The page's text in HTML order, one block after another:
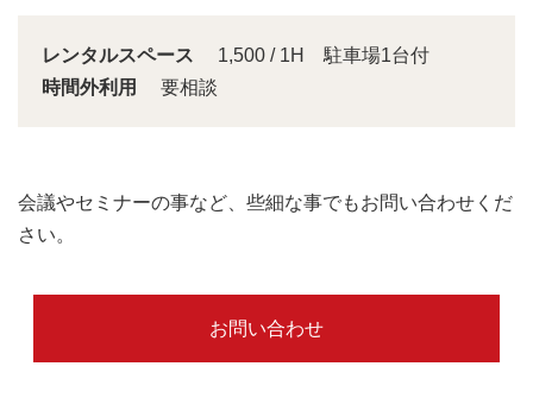
レンタルスペース
1,500 / 1H 駐車場1台付
時間外利用
要相談
会議やセミナーの事など、些細な事でもお問い合わせくだ
さい。
お問い合わせ